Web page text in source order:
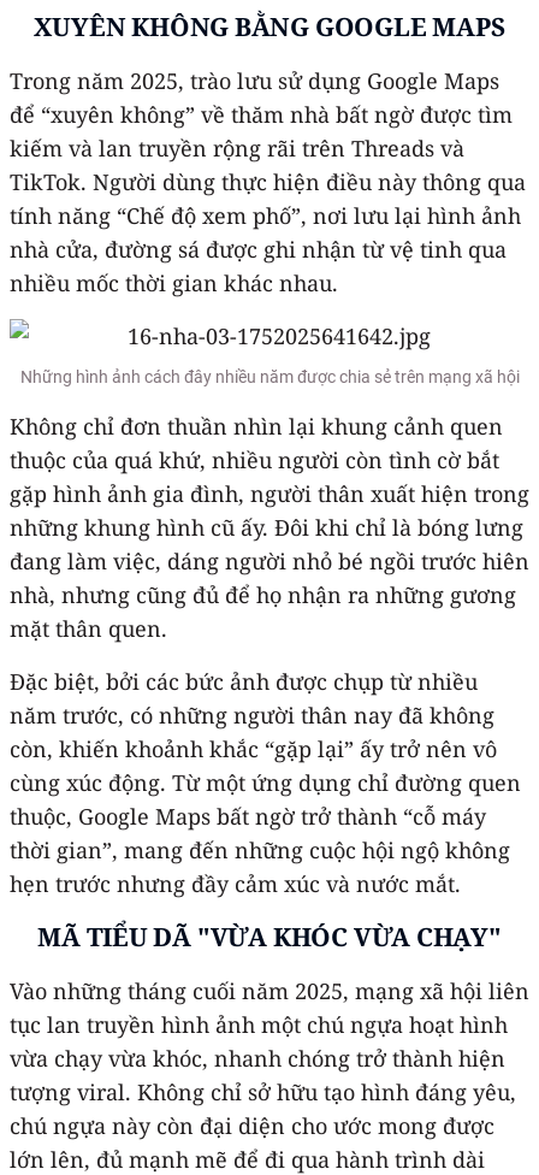
XUYÊN KHÔNG BẰNG GOOGLE MAPS
Trong năm 2025, trào lưu sử dụng Google Maps
để “xuyên không” về thăm nhà bất ngờ được tìm
kiếm và lan truyền rộng rãi trên Threads và
TikTok. Người dùng thực hiện điều này thông qua
tính năng “Chế độ xem phố”, nơi lưu lại hình ảnh
nhà cửa, đường sá được ghi nhận từ vệ tinh qua
nhiều mốc thời gian khác nhau.
Những hình ảnh cách đây nhiều năm được chia sẻ trên mạng xã hội
Không chỉ đơn thuần nhìn lại khung cảnh quen
thuộc của quá khứ, nhiều người còn tình cờ bắt
gặp hình ảnh gia đình, người thân xuất hiện trong
những khung hình cũ ấy. Đôi khi chỉ là bóng lưng
đang làm việc, dáng người nhỏ bé ngồi trước hiên
nhà, nhưng cũng đủ để họ nhận ra những gương
mặt thân quen.
Đặc biệt, bởi các bức ảnh được chụp từ nhiều
năm trước, có những người thân nay đã không
còn, khiến khoảnh khắc “gặp lại” ấy trở nên vô
cùng xúc động. Từ một ứng dụng chỉ đường quen
thuộc, Google Maps bất ngờ trở thành “cỗ máy
thời gian”, mang đến những cuộc hội ngộ không
hẹn trước nhưng đầy cảm xúc và nước mắt.
MÃ TIỂU DÃ "VỪA KHÓC VỪA CHẠY"
Vào những tháng cuối năm 2025, mạng xã hội liên
tục lan truyền hình ảnh một chú ngựa hoạt hình
vừa chạy vừa khóc, nhanh chóng trở thành hiện
tượng viral. Không chỉ sở hữu tạo hình đáng yêu,
chú ngựa này còn đại diện cho ước mong được
lớn lên, đủ mạnh mẽ để đi qua hành trình dài